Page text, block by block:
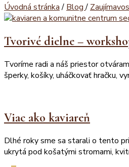
Úvodná stránka / Blog/
Tvorivé dielne –
Tvoríme radi a náš priestor
šperky, košíky, uháčkovať hračku,
Viac ako kaviareň
Dlhé roky sme sa starali o tento
ukrytá pod košatými stromami,